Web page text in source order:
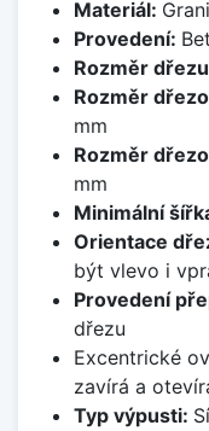
Materiál:
Provedení:
Rozměr
Rozměr
mm
Rozměr
mm
Minimální
Orientace
být vlevo i
Provedení
dřezu
Excentrické
zavírá a
Typ výpusti: